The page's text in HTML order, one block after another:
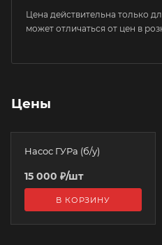
Цена действительна только
может отличаться от цен в
Цены
Насос ГУРа (б/у)
15 000 ₽/шт
В КОРЗИНУ